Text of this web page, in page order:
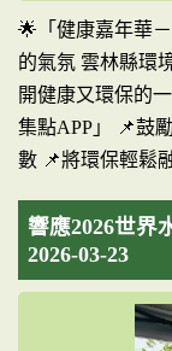
🌟「健康嘉年華
的氣氛 雲林縣環
開健康又環保的
集點APP」 📌鼓
數 📌將環保輕鬆
響應2026世界
2026-03-23